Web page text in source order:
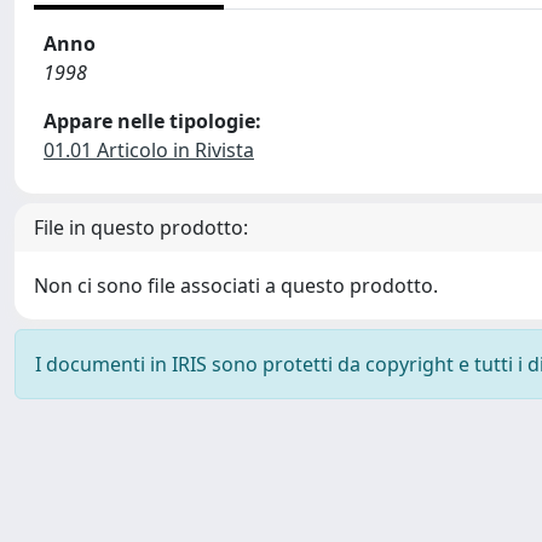
Anno
1998
Appare nelle tipologie:
01.01 Articolo in Rivista
File in questo prodotto:
Non ci sono file associati a questo prodotto.
I documenti in IRIS sono protetti da copyright e tutti i